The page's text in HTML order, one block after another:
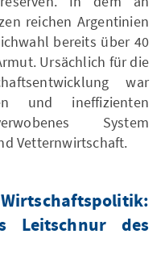
reichen Argentinien
bereits über 40
Ursächlich für die
war
und ineffizienten
System
Vetternwirtschaft.
Leitschnur des